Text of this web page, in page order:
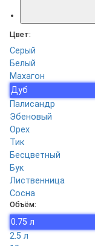
Цвет:
Серый
Белый
Махагон
Дуб
Палисандр
Эбеновый
Орех
Тик
Бесцветный
Бук
Лиственница
Сосна
Объём:
0.75 л
2.5 л